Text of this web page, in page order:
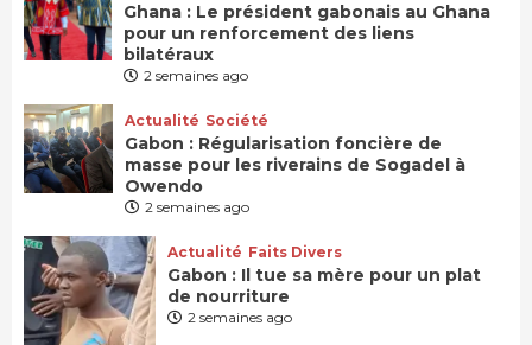
Ghana : Le président gabonais au Ghana
pour un renforcement des liens
bilatéraux
2 semaines ago
Actualité Société
Gabon : Régularisation foncière de
masse pour les riverains de Sogadel à
Owendo
2 semaines ago
Actualité Faits Divers
Gabon : Il tue sa mère pour un plat
de nourriture
2 semaines ago